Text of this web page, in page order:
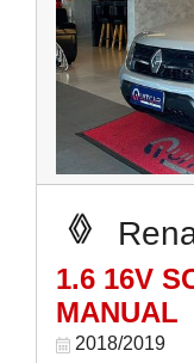
1.6 16V
MANUAL
2018/2019